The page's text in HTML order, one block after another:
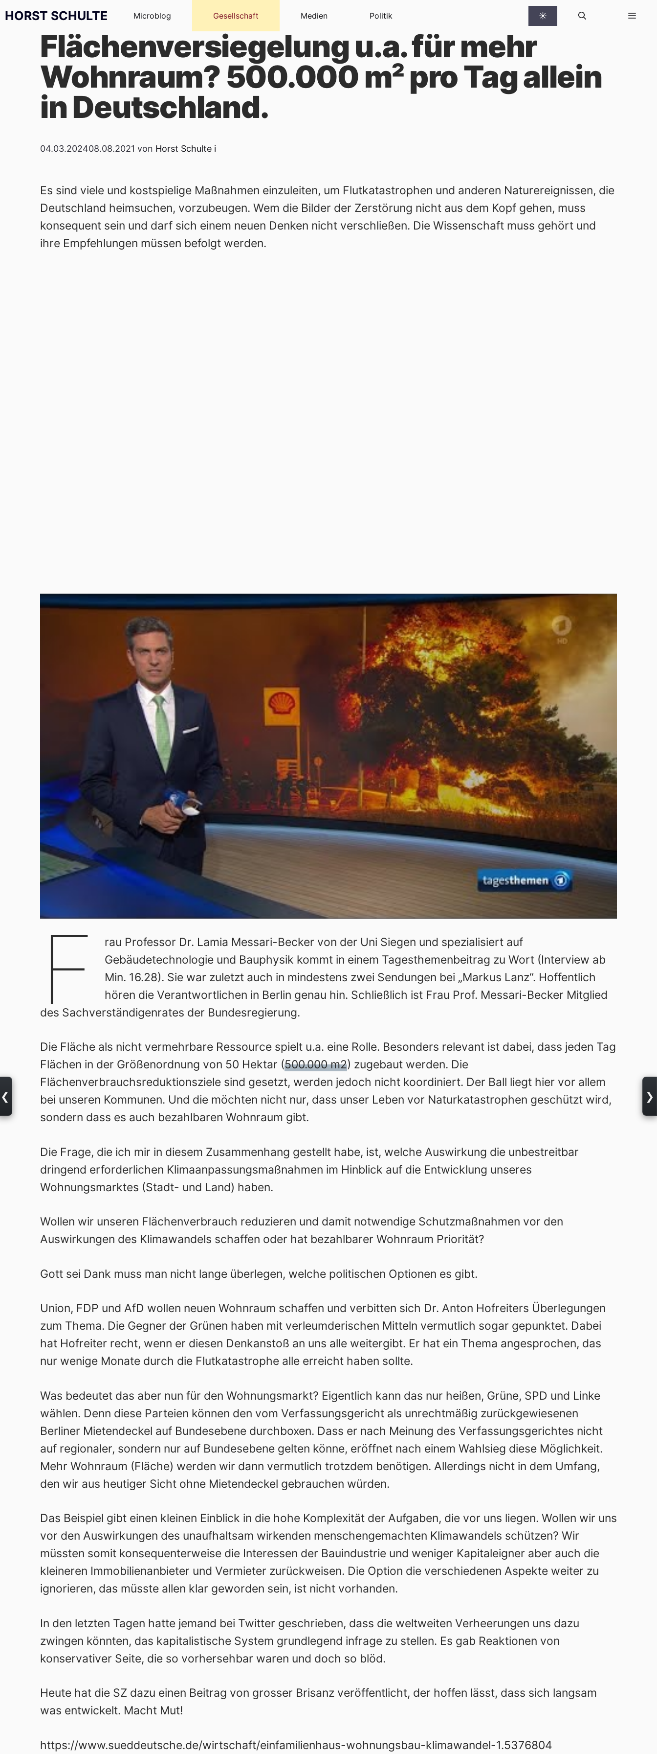
HORST SCHULTE Microblog Gesellschaft Medien Politik ☀
Flächenversiegelung u.a. für mehr
Wohnraum? 500.000 m² pro Tag allein
in Deutschland.
04.03.202408.08.2021 von Horst Schulte i
Es sind viele und kostspielige Maßnahmen einzuleiten, um Flutkatastrophen und anderen Naturereignissen, die
Deutschland heimsuchen, vorzubeugen. Wem die Bilder der Zerstörung nicht aus dem Kopf gehen, muss
konsequent sein und darf sich einem neuen Denken nicht verschließen. Die Wissenschaft muss gehört und
ihre Empfehlungen müssen befolgt werden.
F
rau Professor Dr. Lamia Messari-Becker von der Uni Siegen und spezialisiert auf
Gebäudetechnologie und Bauphysik kommt in einem Tagesthemenbeitrag zu Wort (Interview ab
Min. 16.28). Sie war zuletzt auch in mindestens zwei Sendungen bei „Markus Lanz“. Hoffentlich
hören die Verantwortlichen in Berlin genau hin. Schließlich ist Frau Prof. Messari-Becker Mitglied
des Sachverständigenrates der Bundesregierung.
Die Fläche als nicht vermehrbare Ressource spielt u.a. eine Rolle. Besonders relevant ist dabei, dass jeden Tag
Flächen in der Größenordnung von 50 Hektar (500.000 m2) zugebaut werden. Die
Flächenverbrauchsreduktionsziele sind gesetzt, werden jedoch nicht koordiniert. Der Ball liegt hier vor allem
bei unseren Kommunen. Und die möchten nicht nur, dass unser Leben vor Naturkatastrophen geschützt wird,
sondern dass es auch bezahlbaren Wohnraum gibt.
Die Frage, die ich mir in diesem Zusammenhang gestellt habe, ist, welche Auswirkung die unbestreitbar
dringend erforderlichen Klimaanpassungsmaßnahmen im Hinblick auf die Entwicklung unseres
Wohnungsmarktes (Stadt- und Land) haben.
Wollen wir unseren Flächenverbrauch reduzieren und damit notwendige Schutzmaßnahmen vor den
Auswirkungen des Klimawandels schaffen oder hat bezahlbarer Wohnraum Priorität?
Gott sei Dank muss man nicht lange überlegen, welche politischen Optionen es gibt.
Union, FDP und AfD wollen neuen Wohnraum schaffen und verbitten sich Dr. Anton Hofreiters Überlegungen
zum Thema. Die Gegner der Grünen haben mit verleumderischen Mitteln vermutlich sogar gepunktet. Dabei
hat Hofreiter recht, wenn er diesen Denkanstoß an uns alle weitergibt. Er hat ein Thema angesprochen, das
nur wenige Monate durch die Flutkatastrophe alle erreicht haben sollte.
Was bedeutet das aber nun für den Wohnungsmarkt? Eigentlich kann das nur heißen, Grüne, SPD und Linke
wählen. Denn diese Parteien können den vom Verfassungsgericht als unrechtmäßig zurückgewiesenen
Berliner Mietendeckel auf Bundesebene durchboxen. Dass er nach Meinung des Verfassungsgerichtes nicht
auf regionaler, sondern nur auf Bundesebene gelten könne, eröffnet nach einem Wahlsieg diese Möglichkeit.
Mehr Wohnraum (Fläche) werden wir dann vermutlich trotzdem benötigen. Allerdings nicht in dem Umfang,
den wir aus heutiger Sicht ohne Mietendeckel gebrauchen würden.
Das Beispiel gibt einen kleinen Einblick in die hohe Komplexität der Aufgaben, die vor uns liegen. Wollen wir uns
vor den Auswirkungen des unaufhaltsam wirkenden menschengemachten Klimawandels schützen? Wir
müssten somit konsequenterweise die Interessen der Bauindustrie und weniger Kapitaleigner aber auch die
kleineren Immobilienanbieter und Vermieter zurückweisen. Die Option die verschiedenen Aspekte weiter zu
ignorieren, das müsste allen klar geworden sein, ist nicht vorhanden.
In den letzten Tagen hatte jemand bei Twitter geschrieben, dass die weltweiten Verheerungen uns dazu
zwingen könnten, das kapitalistische System grundlegend infrage zu stellen. Es gab Reaktionen von
konservativer Seite, die so vorhersehbar waren und doch so blöd.
Heute hat die SZ dazu einen Beitrag von grosser Brisanz veröffentlicht, der hoffen lässt, dass sich langsam
was entwickelt. Macht Mut!
https://www.sueddeutsche.de/wirtschaft/einfamilienhaus-wohnungsbau-klimawandel-1.5376804
❮ ❯